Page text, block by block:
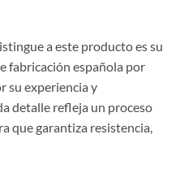
a este producto es su
fabricación española por
su experiencia y
detalle refleja un proceso
que garantiza resistencia,